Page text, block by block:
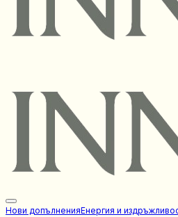
Нови допълненияЕнергия и